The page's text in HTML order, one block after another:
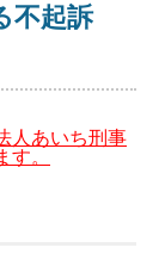
不起訴
人あいち刑事
。